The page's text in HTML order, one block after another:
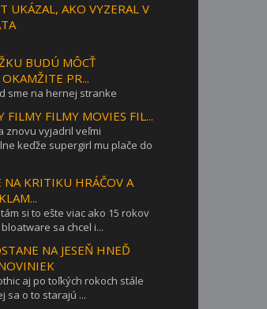
UKÁZAL, AKO VYZERAL V
BUDÚ MÔCŤ
PR...
sme na hernej stranke
FILMY FILMY MOVIES FIL...
znovu vyjadril veľmi
keďže supergirl mu plače do
NA KRITIKU HRÁČOV A
si to ešte viac ako 15 rokov
sa chcel i...
NA JESEŇ HNEĎ
aj po toľkých rokoch stále
sa o to starajú ...